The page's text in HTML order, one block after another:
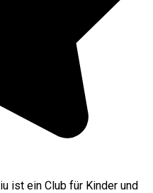
ist ein Club für Kinder und